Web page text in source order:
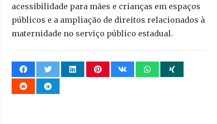
acessibilidade para mães e crianças em espaços
públicos e a ampliação de direitos relacionados à
maternidade no serviço público estadual.